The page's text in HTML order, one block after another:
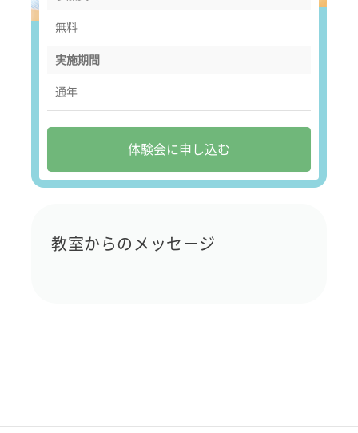
無料
実施期間
通年
体験会に申し込む
教室からのメッセージ